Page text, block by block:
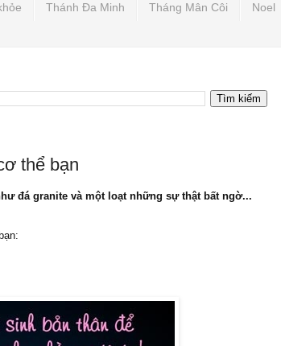
Thánh Đa Minh Tháng Mân Côi Noel
thể bạn
đá granite và một loạt những sự thật bất ngờ...